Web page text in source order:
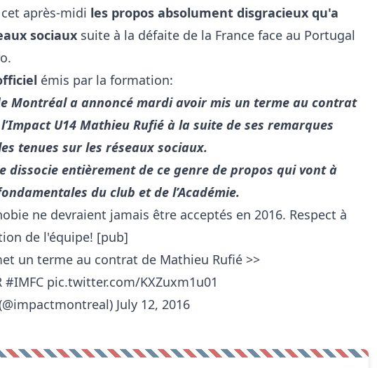
après-midi les propos absolument disgracieux qu'a
sociaux suite à la défaite de la France face au Portugal
émis par la formation:
Montréal a annoncé mardi avoir mis un terme au contrat
U14 Mathieu Rufié à la suite de ses remarques
tenues sur les réseaux sociaux.
dissocie entièrement de ce genre de propos qui vont à
du club et de l’Académie.
ne devraient jamais être acceptés en 2016. Respect à
de l'équipe! [pub]
un terme au contrat de Mathieu Rufié >>
#IMFC pic.twitter.com/KXZuxm1u01
July 12, 2016